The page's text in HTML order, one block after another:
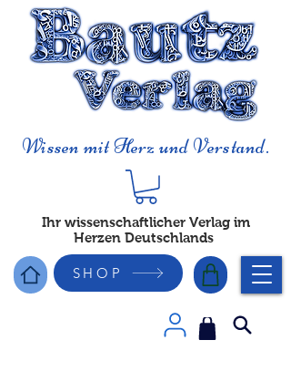
Wissen mit Herz und Verstand.
Ihr wissenschaftlicher Verlag im
Herzen Deutschlands
SHOP